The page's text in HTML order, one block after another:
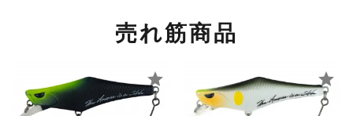
売れ筋商品
star star